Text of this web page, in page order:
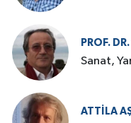
PROF.
Sanat,
ATTILA